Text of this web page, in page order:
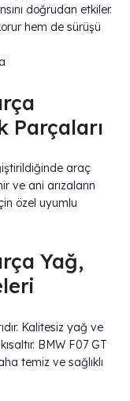
doğrudan etkiler.
hem de sürüşü
Parçaları
araç
ve ani arızaların
özel uyumlu
Yağ,
Kalitesiz yağ ve
BMW F07 GT
temiz ve sağlıklı